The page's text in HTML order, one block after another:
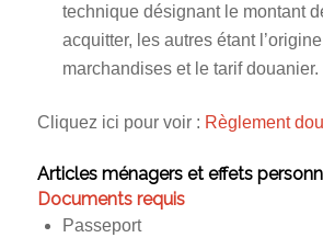
technique désignant le montant
acquitter, les autres étant
marchandises et le tarif douanier.
Cliquez ici pour voir : Règlement
Articles ménagers et effets
Documents requis
Passeport